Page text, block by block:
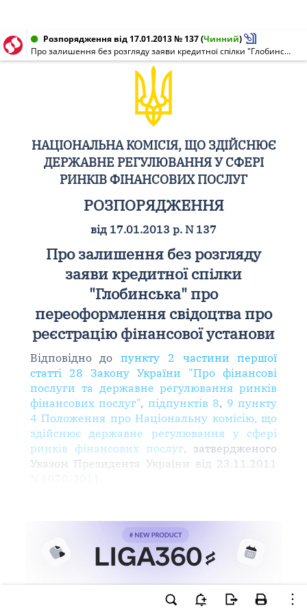
Розпорядження від 17.01.2013 № 137(Чинний)
Про залишення без розгляду заяви кредитної спілки "Глобинська" про переоформлення свідоцтва про реєстрацію фінансової установи
НАЦІОНАЛЬНА КОМІСІЯ, ЩО ЗДІЙСНЮЄ
ДЕРЖАВНЕ РЕГУЛЮВАННЯ У СФЕРІ
РИНКІВ ФІНАНСОВИХ ПОСЛУГ
РОЗПОРЯДЖЕННЯ
від 17.01.2013 р. N 137
Про залишення без розгляду
заяви кредитної спілки
"Глобинська" про
переоформлення свідоцтва про
реєстрацію фінансової установи
Відповідно допункту 2 частини першої
статті 28 Закону України "Про фінансові
послуги та державне регулювання ринків
фінансових послуг", підпунктів 8, 9 пункту
4 Положення про Національну комісію, що
здійснює державне регулювання у сфері
ринків фінансових послуг, затвердженого
Указом Президента України від 23.11.2011